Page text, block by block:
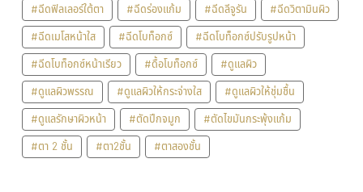
#ฉีดฟิลเลอร์ใต้ตา
#ฉีดร่องแก้ม #ฉีดลีจูรัน
#ฉีดวิตามินผิว
#ฉีดเมโสหน้าใส
#ฉีดโบท็อกซ์
#ฉีดโบท็อกซ์ปรับรูปหน้า
#ฉีดโบท็อกซ์หน้าเรียว
#ดื้อโบท็อกซ์
#ดูแลผิว
#ดูแลผิวพรรณ
#ดูแลผิวให้กระจ่างใส
#ดูแลผิวให้ชุ่มชื้น
#ดูแลรักษาผิวหน้า
#ตัดปีกจมูก
#ตัดไขมันกระพุ้งแก้ม
#ตา 2 ชั้น
#ตา2ชั้น #ตาสองชั้น